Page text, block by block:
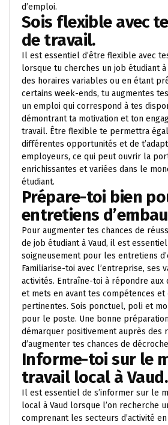
d’emploi.
Sois flexible avec
de travail.
Il est essentiel d’être flexible avec
lorsque tu cherches un job étudiant à
des horaires variables ou en étant
certains week-ends, tu augmentes
un emploi qui correspond à tes
démontrant ta motivation et ton
travail. Être flexible te permettra
différentes opportunités et de
employeurs, ce qui peut ouvrir la
enrichissantes et variées dans le
étudiant.
Prépare-toi bien
entretiens
Pour augmenter tes chances de
de job étudiant à Vaud, il est
soigneusement pour les entretiens
Familiarise-toi avec l’entreprise, ses
activités. Entraîne-toi à répondre aux
et mets en avant tes compétences et
pertinentes. Sois ponctuel, poli et
pour le poste. Une bonne
démarquer positivement auprès des
d’augmenter tes chances de
Informe-toi sur le
travail local à Vaud.
Il est essentiel de s’informer sur le
local à Vaud lorsque l’on recherche
comprenant les secteurs d’activité